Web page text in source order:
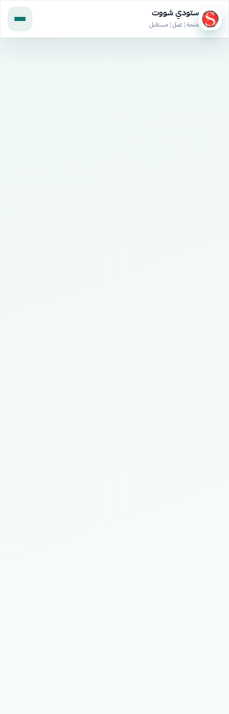
ستودي شووت
منحة | عمل | مستقبل